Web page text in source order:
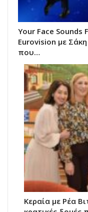
Your Face Sounds
Eurovision με
που…
Κεραία με Ρέα